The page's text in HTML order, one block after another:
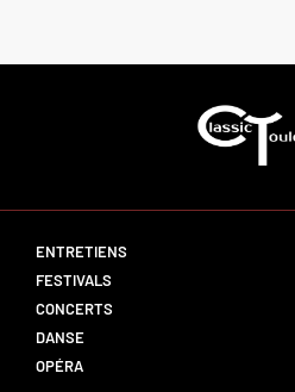
ENTRETIENS
FESTIVALS
CONCERTS
DANSE
OPÉRA